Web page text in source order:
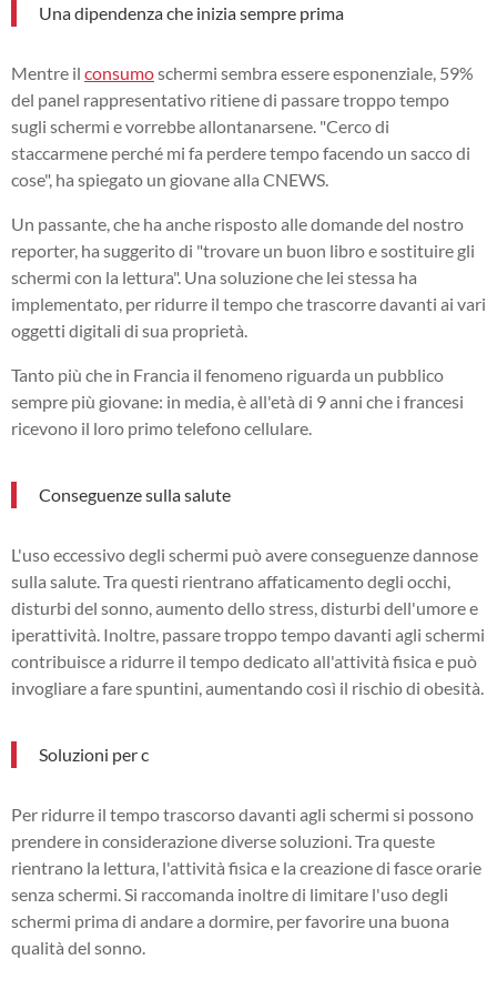
Una dipendenza che inizia sempre prima
Mentre il consumoschermi sembra essere esponenziale, 59%
del panel rappresentativo ritiene di passare troppo tempo
sugli schermi e vorrebbe allontanarsene. "Cerco di
staccarmene perché mi fa perdere tempo facendo un sacco di
cose", ha spiegato un giovane alla CNEWS.
Un passante, che ha anche risposto alle domande del nostro
reporter, ha suggerito di "trovare un buon libro e sostituire gli
schermi con la lettura". Una soluzione che lei stessa ha
implementato, per ridurre il tempo che trascorre davanti ai vari
oggetti digitali di sua proprietà.
Tanto più che in Francia il fenomeno riguarda un pubblico
sempre più giovane: in media, è all'età di 9 anni che i francesi
ricevono il loro primo telefono cellulare.
Conseguenze sulla salute
L'uso eccessivo degli schermi può avere conseguenze dannose
sulla salute. Tra questi rientrano affaticamento degli occhi,
disturbi del sonno, aumento dello stress, disturbi dell'umore e
iperattività. Inoltre, passare troppo tempo davanti agli schermi
contribuisce a ridurre il tempo dedicato all'attività fisica e può
invogliare a fare spuntini, aumentando così il rischio di obesità.
Soluzioni per c
Per ridurre il tempo trascorso davanti agli schermi si possono
prendere in considerazione diverse soluzioni. Tra queste
rientrano la lettura, l'attività fisica e la creazione di fasce orarie
senza schermi. Si raccomanda inoltre di limitare l'uso degli
schermi prima di andare a dormire, per favorire una buona
qualità del sonno.